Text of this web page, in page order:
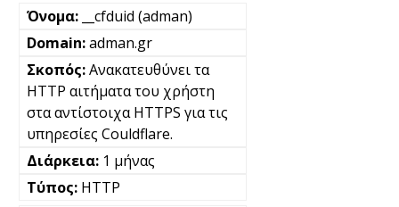
__cfduid (adman)
adman.gr
Ανακατευθύνει τα
HTTP αιτήματα του χρήστη
στα αντίστοιχα HTTPS για τις
υπηρεσίες Couldflare.
1 μήνας
HTTP